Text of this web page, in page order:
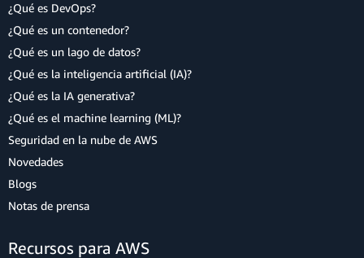
¿Qué es DevOps?
¿Qué es un contenedor?
¿Qué es un lago de datos?
¿Qué es la inteligencia artificial (IA)?
¿Qué es la IA generativa?
¿Qué es el machine learning (ML)?
Seguridad en la nube de AWS
Novedades
Blogs
Notas de prensa
Recursos para AWS